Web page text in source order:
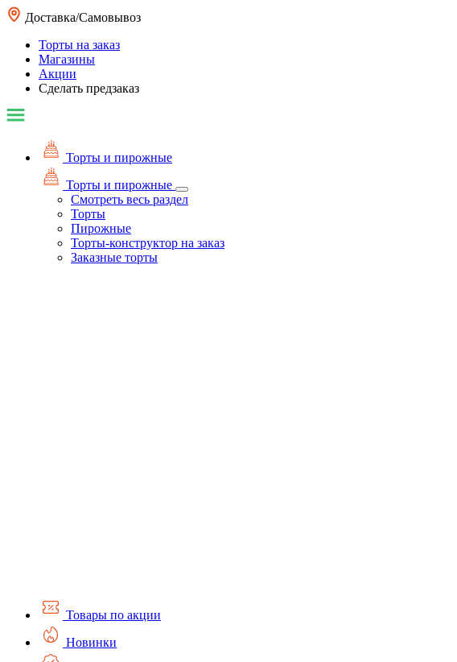
Доставка/Самовывоз
Торты на заказ
Магазины
Акции
Сделать предзаказ
Торты и пирожные
Торты и пирожные
Смотреть весь раздел
Торты
Пирожные
Торты-конструктор на заказ
Заказные торты
Товары по акции
Новинки